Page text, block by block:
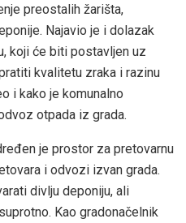
preostalih žarišta,
Najavio je i dolazak
koji će biti postavljen uz
kvalitetu zraka i razinu
i kako je komunalno
otpada iz grada.
je prostor za pretovarnu
i odvozi izvan grada.
divlju deponiju, ali
Kao gradonačelnik